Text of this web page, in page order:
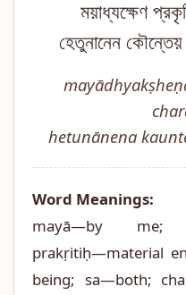
ময়াধ্যক্ষেণ
হেতুনানেন
hetunānena
Word Meanings:
mayā—by me;
prakṛitiḥ—material
being; sa—both;